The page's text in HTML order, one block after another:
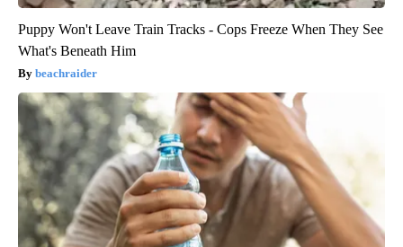
Puppy Won't Leave Train Tracks - Cops Freeze When They See
What's Beneath Him
beachraider